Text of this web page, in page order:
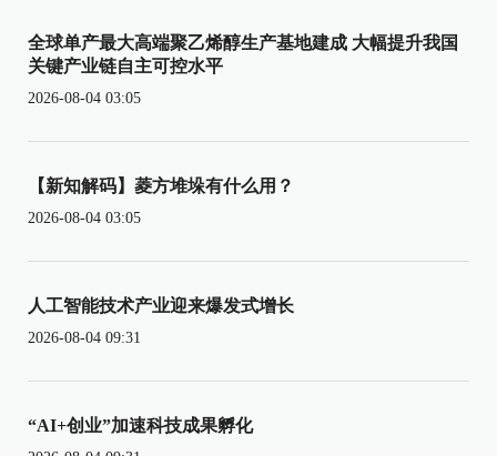
全球单产最大高端聚乙烯醇生产基地建成 大幅提升我国
关键产业链自主可控水平
2026-08-04 03:05
【新知解码】菱方堆垛有什么用？
2026-08-04 03:05
人工智能技术产业迎来爆发式增长
2026-08-04 09:31
“AI+创业”加速科技成果孵化